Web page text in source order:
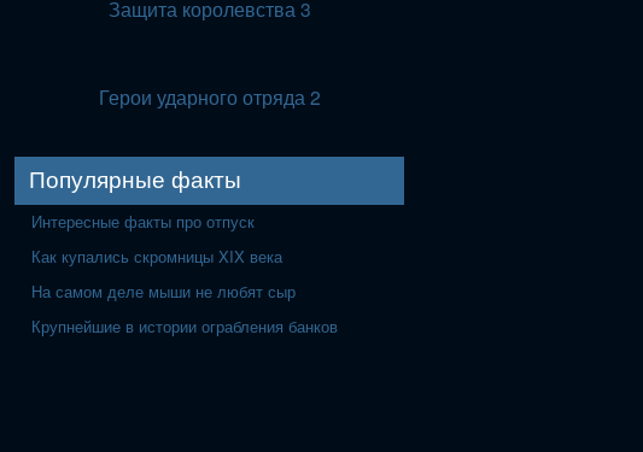
Защита королевства 3
Герои ударного отряда 2
Популярные факты
Интересные факты про отпуск
Как купались скромницы XIX века
На самом деле мыши не любят сыр
Крупнейшие в истории ограбления банков